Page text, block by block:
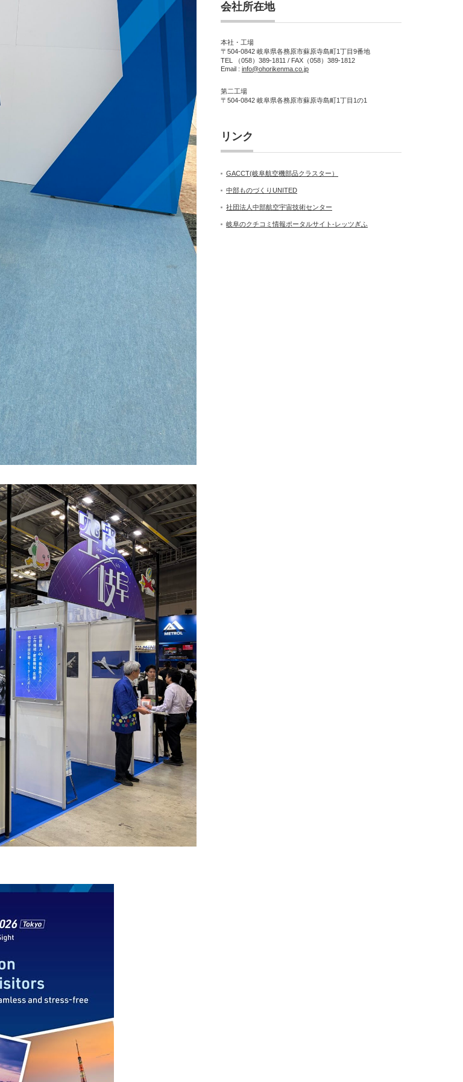
会社所在地
本社・工場
〒504-0842 岐阜県各務原市蘇原寺島町1丁目9番地
TEL （058）389-1811 / FAX（058）389-1812
Email : info@ohorikenma.co.jp
第二工場
〒504-0842 岐阜県各務原市蘇原寺島町1丁目1の1
リンク
GACCT(岐阜航空機部品クラスター）
中部ものづくりUNITED
社団法人中部航空宇宙技術センター
岐阜のクチコミ情報ポータルサイト-レッツぎふ